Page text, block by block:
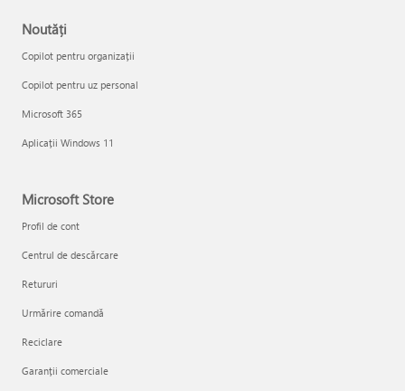
Noutăți
Copilot pentru organizații
Copilot pentru uz personal
Microsoft 365
Aplicații Windows 11
Microsoft Store
Profil de cont
Centrul de descărcare
Retururi
Urmărire comandă
Reciclare
Garanții comerciale